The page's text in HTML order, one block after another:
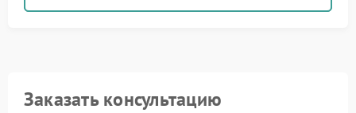
Заказать консультацию